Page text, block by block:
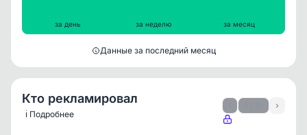
за день за неделю за месяц
Данные за последний месяц
Кто рекламировал
ℹ️ Подробнее
›